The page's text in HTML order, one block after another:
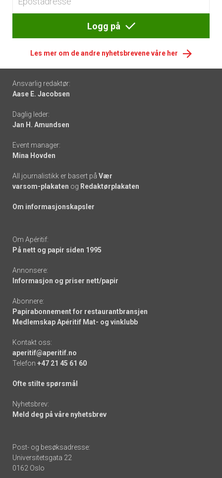
Logg på
Les mer om de andre nyhetsbrevene våre her
Footer
-
links
Ansvarlig redaktør:
Aase E. Jacobsen
Daglig leder:
Jan H. Amundsen
Event manager:
Mina Hovden
All journalistikk er basert på Vær
varsom-plakaten og Redaktørplakaten
Om informasjonskapsler
Om Apéritif:
På nett og papir siden 1995
Annonsere:
Informasjon og priser nett/papir
Abonnere:
Papirabonnement for restaurantbransjen
Medlemskap Apéritif Mat- og vinklubb
Kontakt oss:
aperitif@aperitif.no
Telefon +47 21 45 61 60
Ofte stilte spørsmål
Nyhetsbrev:
Meld deg på våre nyhetsbrev
Post- og besøksadresse:
Universitetsgata 22
0162 Oslo